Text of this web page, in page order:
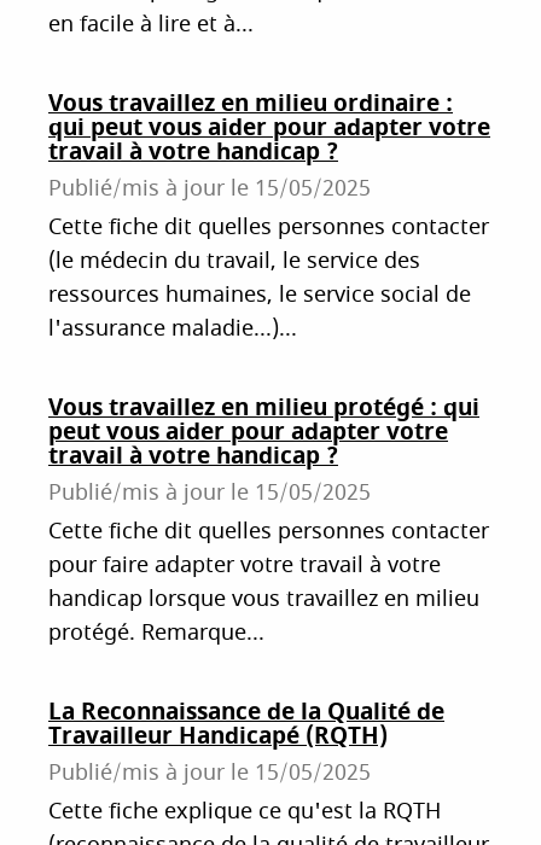
en facile à lire et à...
Vous travaillez en milieu ordinaire :
qui peut vous aider pour adapter votre
travail à votre handicap ?
Publié/mis à jour le 15/05/2025
Cette fiche dit quelles personnes contacter
(le médecin du travail, le service des
ressources humaines, le service social de
l'assurance maladie...)...
Vous travaillez en milieu protégé : qui
peut vous aider pour adapter votre
travail à votre handicap ?
Publié/mis à jour le 15/05/2025
Cette fiche dit quelles personnes contacter
pour faire adapter votre travail à votre
handicap lorsque vous travaillez en milieu
protégé. Remarque...
La Reconnaissance de la Qualité de
Travailleur Handicapé (RQTH)
Publié/mis à jour le 15/05/2025
Cette fiche explique ce qu'est la RQTH